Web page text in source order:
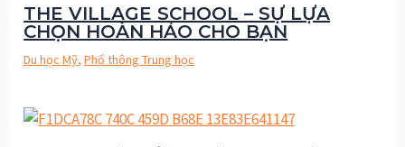
THE VILLAGE SCHOOL – SỰ LỰA
CHỌN HOÀN HẢO CHO BẠN
Du học Mỹ,Phổ thông Trung học